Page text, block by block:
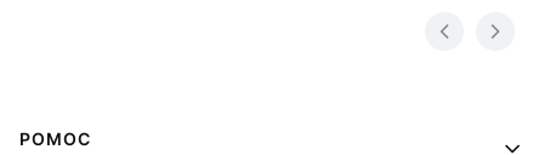
Linki w stopce
POMOC